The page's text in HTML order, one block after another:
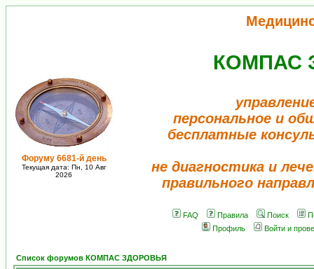
Форуму 6681-й день
Текущая дата: Пн, 10 Авг
2026
КОМПАС
персональное и
бесплатные
не диагностика и
правильного
FAQ Правила Поиск
Профиль
Войти и
Список форумов КОМПАС ЗДОРОВЬЯ